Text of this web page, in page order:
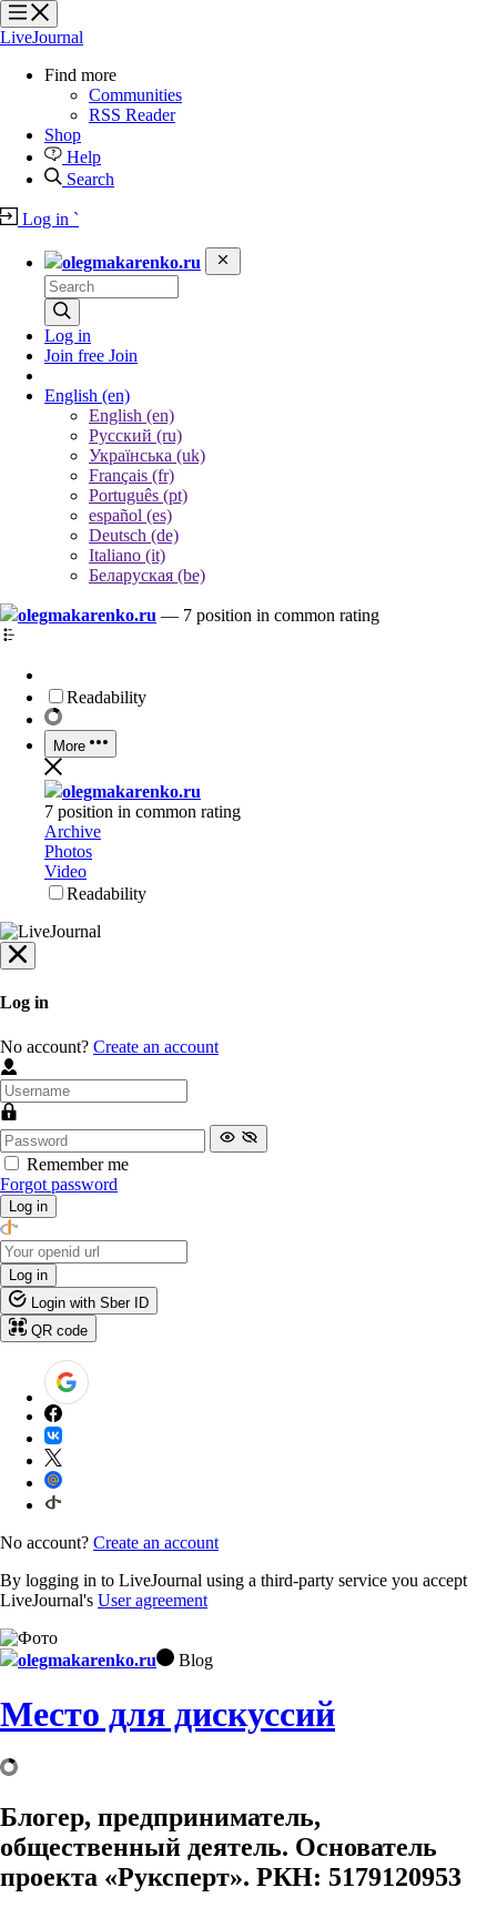
?
?
?
?
LiveJournal
Find more
Communities
RSS Reader
Shop
Help
Search
Log in `
olegmakarenko.ru
Log in
Join free Join
English (en)
English (en)
Русский (ru)
Українська (uk)
Français (fr)
Português (pt)
español (es)
Deutsch (de)
Italiano (it)
Беларуская (be)
olegmakarenko.ru — 7 position in common rating
Readability
More
olegmakarenko.ru
7 position in common rating
Archive
Photos
Video
Readability
Log in
No account? Create an account
Remember me
Forgot password
Log in
Log in
Login with Sber ID
QR code
No account? Create an account
By logging in to LiveJournal using a third-party service you accept
LiveJournal's User agreement
olegmakarenko.ru Blog
Место для дискуссий
Блогер, предприниматель,
общественный деятель. Основатель
проекта «Руксперт». РКН: 5179120953